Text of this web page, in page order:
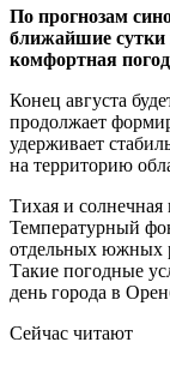
По прогнозам
ближайшие сутки
комфортная
Конец августа
продолжает
удерживает
на территорию
Тихая и солнечная
Температурный
отдельных южных
Такие погодные
день города в
Сейчас читают